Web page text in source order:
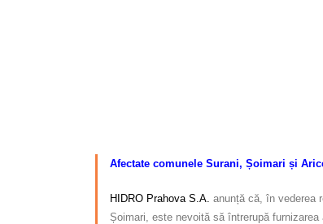
Afectate comunele Surani, Șoimari și
HIDRO Prahova S.A. anunță că, în vederea
Șoimari, este nevoită să întrerupă furnizarea